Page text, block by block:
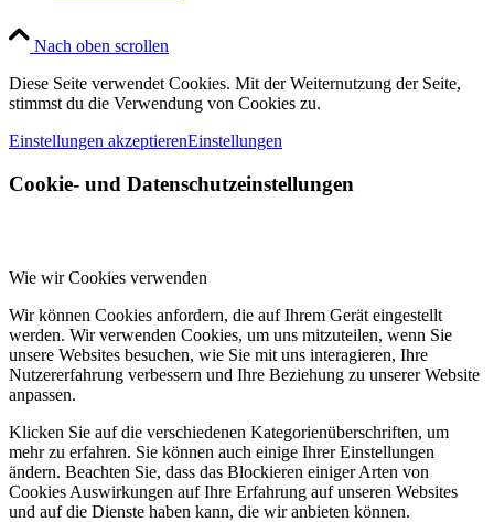
Nach oben scrollen
Diese Seite verwendet Cookies. Mit der Weiternutzung der Seite,
stimmst du die Verwendung von Cookies zu.
Einstellungen akzeptierenEinstellungen
Cookie- und Datenschutzeinstellungen
Wie wir Cookies verwenden
Wir können Cookies anfordern, die auf Ihrem Gerät eingestellt
werden. Wir verwenden Cookies, um uns mitzuteilen, wenn Sie
unsere Websites besuchen, wie Sie mit uns interagieren, Ihre
Nutzererfahrung verbessern und Ihre Beziehung zu unserer Website
anpassen.
Klicken Sie auf die verschiedenen Kategorienüberschriften, um
mehr zu erfahren. Sie können auch einige Ihrer Einstellungen
ändern. Beachten Sie, dass das Blockieren einiger Arten von
Cookies Auswirkungen auf Ihre Erfahrung auf unseren Websites
und auf die Dienste haben kann, die wir anbieten können.